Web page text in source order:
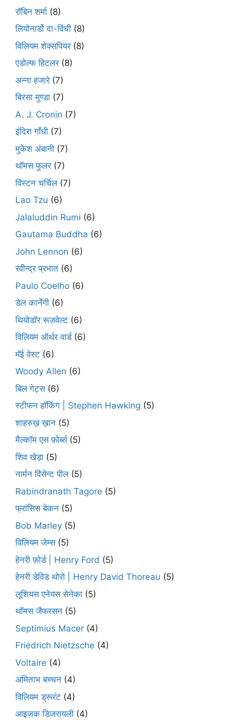
रॉबिन शर्मा (8)
लियोनार्डो दा-विंची (8)
विलियम शेक्सपियर(8)
एडोल्फ हिटलर(8)
अन्ना हजारे(7)
बिरसा मुण्डा (7)
A. J. Cronin (7)
इंदिरा गाँधी (7)
मुकेश अंबानी (7)
थॉमस फुलर(7)
विंस्टन चर्चिल(7)
Lao Tzu (6)
Jalaluddin Rumi (6)
Gautama Buddha (6)
John Lennon (6)
रवीन्द्र प्रभात (6)
Paulo Coelho (6)
डेल कार्नेगी (6)
थियोडॉर रूज़वेल्ट (6)
विलियम ऑर्थर वार्ड(6)
मॅई वेस्ट (6)
Woody Allen (6)
बिल गेट्स(6)
स्टीफन हॉकिंग | Stephen Hawking (5)
शाहरुख़ ख़ान (5)
मैल्कॉम एस फ़ोर्ब्स(5)
शिव खेड़ा (5)
नार्मन विंसेन्ट पील(5)
Rabindranath Tagore (5)
फ्रांसिस बेकन (5)
Bob Marley (5)
विलियम जेम्स(5)
हेनरी फ़ोर्ड | Henry Ford (5)
हेनरी डेविड थोरो | Henry David Thoreau (5)
लूशियस एनेयस सेनेका (5)
थॉमस जैफरसन (5)
Septimius Macer (4)
Friedrich Nietzsche (4)
Voltaire (4)
अमिताभ बच्चन (4)
विलियम ड्रूरंट (4)
आइज़क डिजरायली (4)